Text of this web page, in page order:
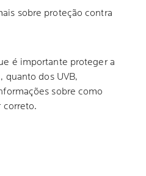
sobre proteção contra
é importante proteger a
quanto dos UVB,
sobre como
correto.